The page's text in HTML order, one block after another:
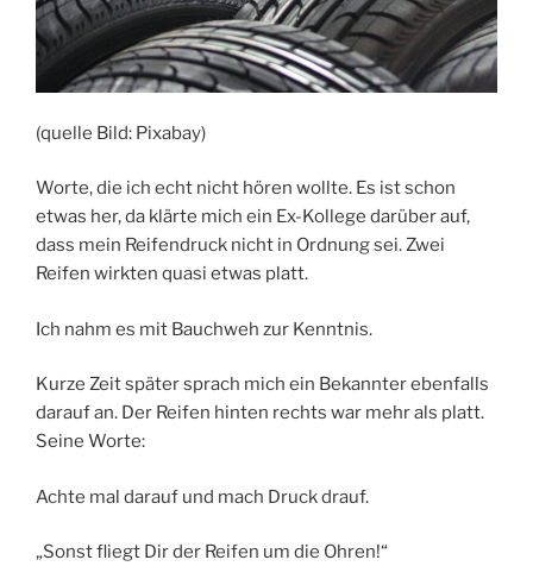
(quelle Bild: Pixabay)
Worte, die ich echt nicht hören wollte. Es ist schon
etwas her, da klärte mich ein Ex-Kollege darüber auf,
dass mein Reifendruck nicht in Ordnung sei. Zwei
Reifen wirkten quasi etwas platt.
Ich nahm es mit Bauchweh zur Kenntnis.
Kurze Zeit später sprach mich ein Bekannter ebenfalls
darauf an. Der Reifen hinten rechts war mehr als platt.
Seine Worte:
Achte mal darauf und mach Druck drauf.
„Sonst fliegt Dir der Reifen um die Ohren!“